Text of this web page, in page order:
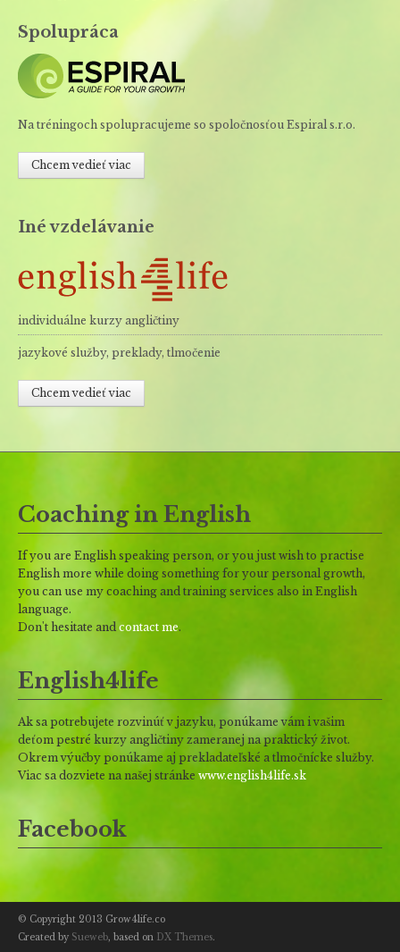
Spolupráca
Na tréningoch spolupracujeme so spoločnosťou Espiral s.r.o.
Chcem vedieť viac
Iné vzdelávanie
individuálne kurzy angličtiny
jazykové služby, preklady, tlmočenie
Chcem vedieť viac
Coaching in English
If you are English speaking person, or you just wish to practise
English more while doing something for your personal growth,
you can use my coaching and training services also in English
language.
Don't hesitate and contact me.
English4life
Ak sa potrebujete rozvinúť v jazyku, ponúkame vám i vašim
deťom pestré kurzy angličtiny zameranej na praktický život.
Okrem výučby ponúkame aj prekladateľské a tlmočnícke služby.
Viac sa dozviete na našej stránke www.english4life.sk
Facebook
© Copyright 2013 Grow4life.co
Created by Sueweb, based on DX Themes.